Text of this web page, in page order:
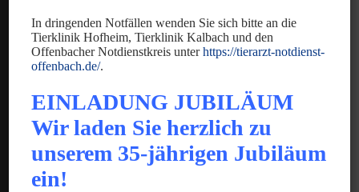
News
JUNI 2025
Gratulation zum GPCert Emergency Medicine &
Surgery
In dringenden Notfällen wenden Sie sich bitte an die
Tierklinik Hofheim, Tierklinik Kalbach und den
Offenbacher Notdienstkreis unterhttps://tierarzt-notdienst-
offenbach.de/.
EINLADUNG JUBILÄUM
Wir laden Sie herzlich zu
unserem 35-jährigen Jubiläum
ein!